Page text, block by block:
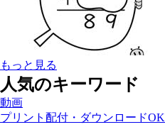
もっと見る
人気のキーワード
動画
プリント配付・ダウンロードOK